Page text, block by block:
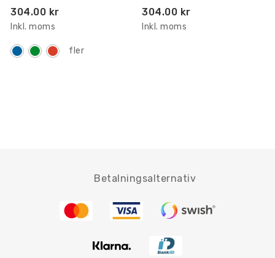
304.00 kr
Inkl. moms
fler
304.00 kr
Inkl. moms
Betalningsalternativ